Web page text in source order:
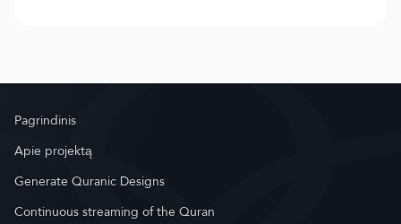
Pagrindinis
Apie projektą
Generate Quranic Designs
Continuous streaming of the Quran